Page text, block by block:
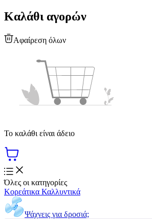
Καλάθι αγορών
Αφαίρεση όλων
Το καλάθι είναι άδειο
Όλες οι κατηγορίες
Κορεάτικα Καλλυντικά
Ψάχνεις για δροσιά;